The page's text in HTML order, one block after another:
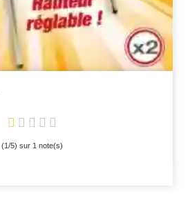
(1/5) sur 1note(s)